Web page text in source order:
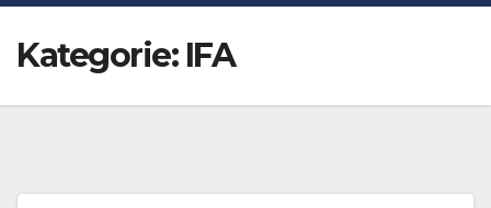
Kategorie: IFA